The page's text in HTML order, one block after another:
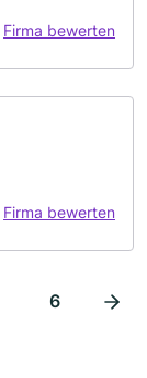
Firma bewerten
Firma bewerten
6